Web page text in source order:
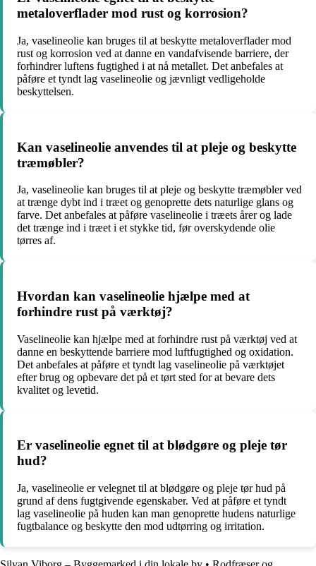
metaloverflader mod rust og korrosion?
Ja, vaselineolie kan bruges til at beskytte metaloverflader mod
rust og korrosion ved at danne en vandafvisende barriere, der
forhindrer luftens fugtighed i at nå metallet. Det anbefales at
påføre et tyndt lag vaselineolie og jævnligt vedligeholde
beskyttelsen.
Kan vaselineolie anvendes til at pleje og beskytte
træmøbler?
Ja, vaselineolie kan bruges til at pleje og beskytte træmøbler ved
at trænge dybt ind i træet og genoprette dets naturlige glans og
farve. Det anbefales at påføre vaselineolie i træets årer og lade
det trænge ind i træet i et stykke tid, før overskydende olie
tørres af.
Hvordan kan vaselineolie hjælpe med at
forhindre rust på værktøj?
Vaselineolie kan hjælpe med at forhindre rust på værktøj ved at
danne en beskyttende barriere mod luftfugtighed og oxidation.
Det anbefales at påføre et tyndt lag vaselineolie på værktøjet
efter brug og opbevare det på et tørt sted for at bevare dets
kvalitet og levetid.
Er vaselineolie egnet til at blødgøre og pleje tør
hud?
Ja, vaselineolie er velegnet til at blødgøre og pleje tør hud på
grund af dens fugtgivende egenskaber. Ved at påføre et tyndt
lag vaselineolie på huden kan man genoprette hudens naturlige
fugtbalance og beskytte den mod udtørring og irritation.